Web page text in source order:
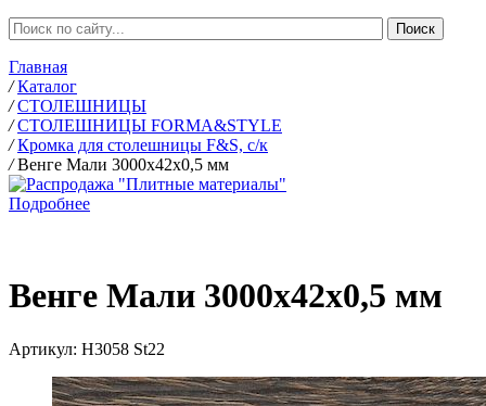
Главная
/ Каталог
/ СТОЛЕШНИЦЫ
/ СТОЛЕШНИЦЫ FORMA&STYLE
/ Кромка для столешницы F&S, с/к
/ Венге Мали 3000х42х0,5 мм
Подробнее
Венге Мали 3000х42х0,5 мм
Артикул: Н3058 St22